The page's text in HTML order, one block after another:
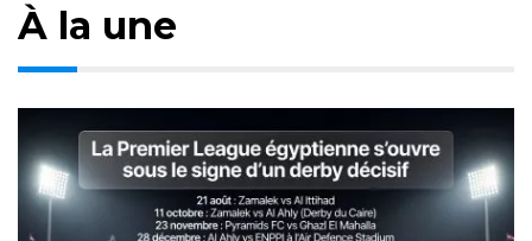
À la une